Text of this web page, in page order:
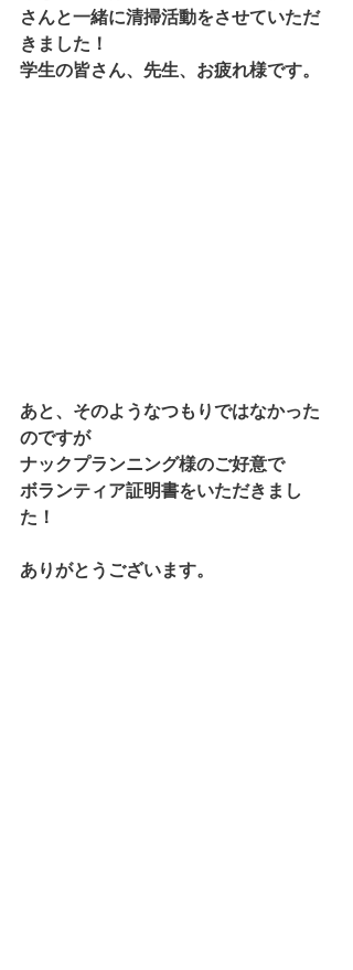
さんと一緒に清掃活動をさせていただ
きました！
学生の皆さん、先生、お疲れ様です。
あと、そのようなつもりではなかった
のですが
ナックプランニング様のご好意で
ボランティア証明書をいただきまし
た！
ありがとうございます。